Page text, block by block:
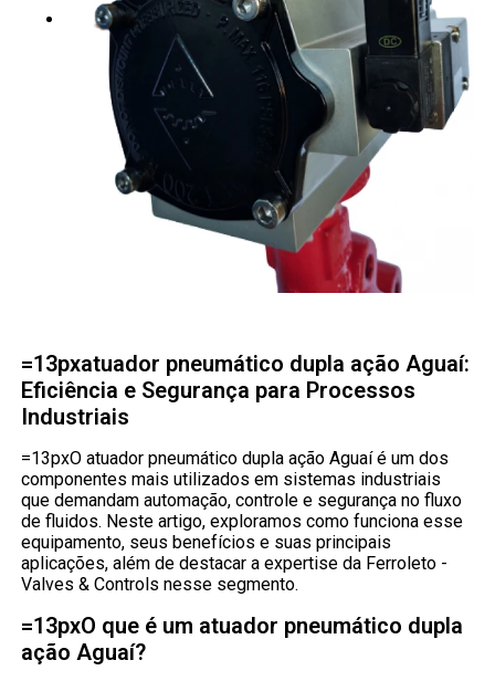
=13pxatuador pneumático dupla ação Aguaí:
Eficiência e Segurança para Processos
Industriais
=13pxO atuador pneumático dupla ação Aguaí é um dos
componentes mais utilizados em sistemas industriais
que demandam automação, controle e segurança no fluxo
de fluidos. Neste artigo, exploramos como funciona esse
equipamento, seus benefícios e suas principais
aplicações, além de destacar a expertise da Ferroleto -
Valves & Controls nesse segmento.
=13pxO que é um atuador pneumático dupla
ação Aguaí?